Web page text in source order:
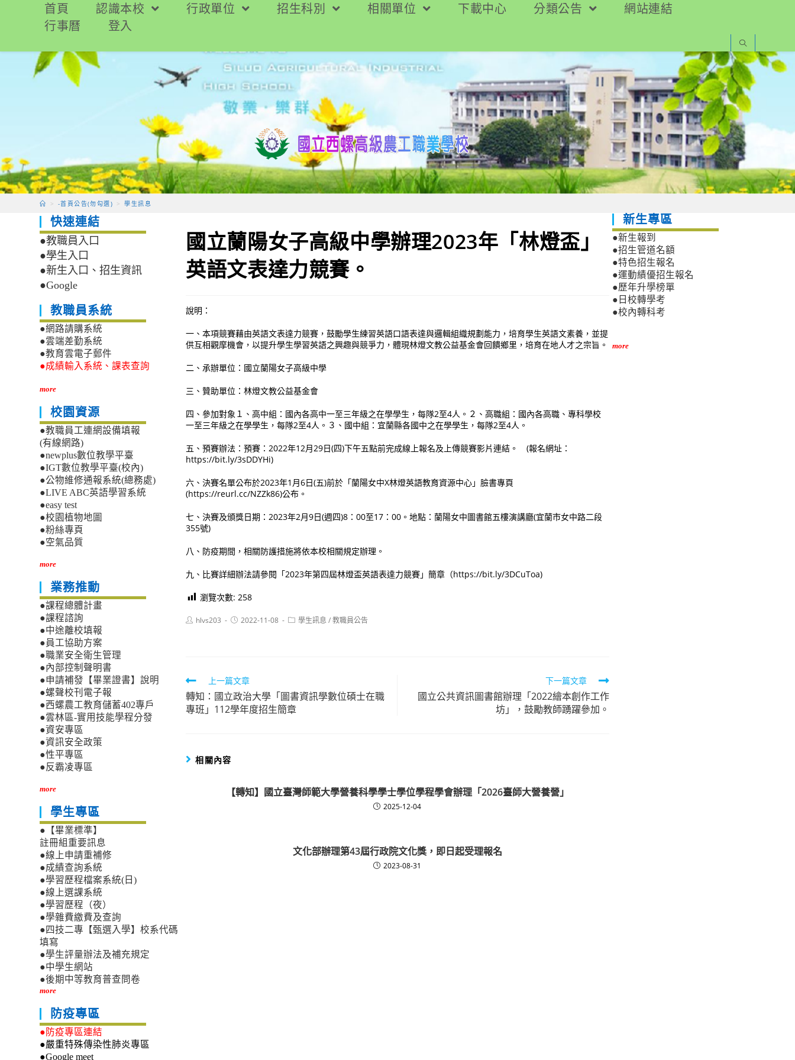
要
首頁 認識本校 行政單位 招生科別 相關單位 下載中心 分類公告
網站連結
行事曆
登入
> -首頁公告(勿勾選) > 學生訊息
國立蘭陽女子高級中學辦理2023年「林燈盃」
英語文表達力競賽。
說明：
一、本項競賽藉由英語文表達力競賽，鼓勵學生練習英語口語表達與邏輯組織規劃能力，培育學生英語文素養，並提
供互相觀摩機會，以提升學生學習英語之興趣與競爭力，體現林燈文教公益基金會回饋鄉里，培育在地人才之宗旨。
二、承辦單位：國立蘭陽女子高級中學
三、贊助單位：林燈文教公益基金會
四、參加對象１、高中組：國內各高中一至三年級之在學學生，每隊2至4人。２、高職組：國內各高職、專科學校
一至三年級之在學學生，每隊2至4人。３、國中組：宜蘭縣各國中之在學學生，每隊2至4人。
五、預賽辦法：預賽：2022年12月29日(四)下午五點前完成線上報名及上傳競賽影片連結。 (報名網址：
https://bit.ly/3sDDYHi)
六、決賽名單公布於2023年1月6日(五)前於「蘭陽女中X林燈英語教育資源中心」臉書專頁
(https://reurl.cc/NZZk86)公布。
七、決賽及頒獎日期：2023年2月9日(週四)8：00至17：00。地點：蘭陽女中圖書館五樓演講廳(宜蘭市女中路二段
355號)
八、防疫期間，相關防護措施將依本校相關規定辦理。
九、比賽詳細辦法請參閱「2023年第四屆林燈盃英語表達力競賽」簡章（https://bit.ly/3DCuToa)
瀏覽次數: 258
Posthlvs203
Post2022-11-08
Post學生訊息 /教職員公告
Read
more
articles
上一篇文章
轉知：國立政治大學「圖書資訊學數位碩士在職
專班」112學年度招生簡章
下一篇文章
國立公共資訊圖書館辦理「2022繪本創作工作
坊」，鼓勵教師踴躍參加。
相關內容
【轉知】國立臺灣師範大學營養科學學士學位學程學會辦理「2026臺師大營養營」
2025-12-04
文化部辦理第43屆行政院文化獎，即日起受理報名
2023-08-31
快速連結
●教職員入口
●學生入口
●新生入口、招生資訊
●Google
教職員系統
●網路請購系統
●雲端差勤系統
●教育雲電子郵件
●成績輸入系統、課表查詢
more
校園資源
●教職員工連網設備填報
(有線網路)
●newplus數位教學平臺
●IGT數位教學平臺(校內)
●公物維修通報系統(總務處)
●LIVE ABC英語學習系統
●easy test
●校園植物地圖
●粉絲專頁
●空氣品質
more
業務推動
●課程總體計畫
●課程諮詢
●中途離校填報
●員工協助方案
●職業安全衛生管理
●內部控制聲明書
●申請補發【畢業證書】說明
●螺聲校刊電子報
●西螺農工教育儲蓄402專戶
●雲林區-實用技能學程分發
●資安專區
●資訊安全政策
●性平專區
●反霸凌專區
more
學生專區
●【畢業標準】
註冊組重要訊息
●線上申請重補修
●成績查詢系統
●學習歷程檔案系統(日)
●線上選課系統
●學習歷程（夜）
●學雜費繳費及查詢
●四技二專【甄選入學】校系代碼
填寫
●學生評量辦法及補充規定
●中學生網站
●後期中等教育普查問卷
more
防疫專區
●防疫專區連結
●嚴重特殊傳染性肺炎專區
●Google meet
新生專區
●新生報到
●招生管道名額
●特色招生報名
●運動績優招生報名
●歷年升學榜單
●日校轉學考
●校內轉科考
more